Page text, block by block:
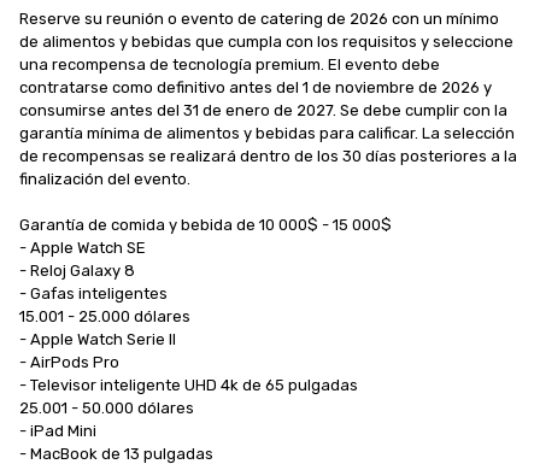
Reserve su reunión o evento de catering de 2026 con un mínimo
de alimentos y bebidas que cumpla con los requisitos y seleccione
una recompensa de tecnología premium. El evento debe
contratarse como definitivo antes del 1 de noviembre de 2026 y
consumirse antes del 31 de enero de 2027. Se debe cumplir con la
garantía mínima de alimentos y bebidas para calificar. La selección
de recompensas se realizará dentro de los 30 días posteriores a la
finalización del evento.
Garantía de comida y bebida de 10 000$ - 15 000$
- Apple Watch SE
- Reloj Galaxy 8
- Gafas inteligentes
15.001 - 25.000 dólares
- Apple Watch Serie II
- AirPods Pro
- Televisor inteligente UHD 4k de 65 pulgadas
25.001 - 50.000 dólares
- iPad Mini
- MacBook de 13 pulgadas